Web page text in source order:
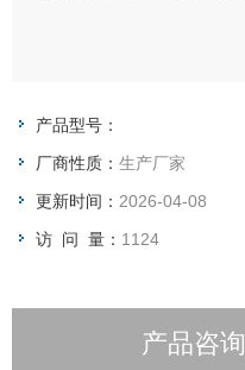
产品型号：
厂商性质： 生产厂家
更新时间： 2026-04-08
访 问 量： 1124
产品咨询